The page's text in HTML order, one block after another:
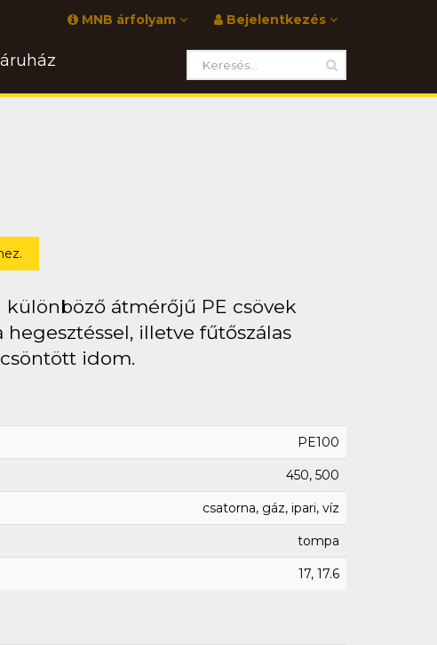
Bejelentkezés
MNB árfolyam
különböző átmérőjű PE csövek
illetve fűtőszálas
idom.
PE100
450, 500
csatorna, gáz, ipari, víz
tompa
17, 17.6